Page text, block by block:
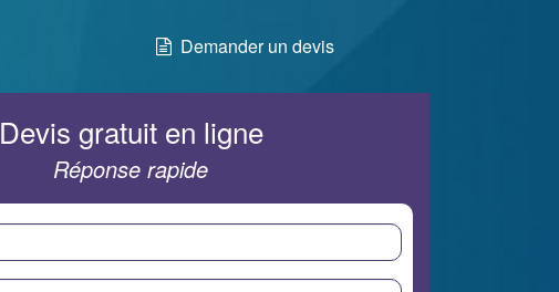
Demander un devis
Devis gratuit en ligne
Réponse rapide